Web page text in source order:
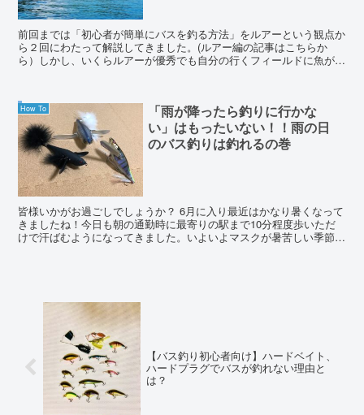
前回までは「初心者が簡単にバスを釣る方法」をルアーという観点か
ら２回にわたって解説してきました。(ルアー編の記事はこちらか
ら）しかし、いくらルアーが優秀でも自分の行くフィールドに魚がい
How To
「雨が降ったら釣りに行かな
い」はもったいない！！雨の日
のバス釣りは釣れるの巻
皆様いかがお過ごしでしょうか？ 6月に入り最近はかなり暑くなって
きましたね！今日も朝の通勤時に最寄りの駅まで10分程度歩いただ
けで汗ばむようになってきました。いよいよマスクが暑苦しい季節に
【バス釣り初心者向け】ハードベイト、
ハードプラグでバスが釣れない理由と
は？